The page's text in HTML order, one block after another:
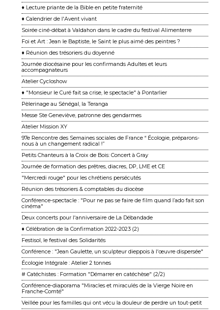
♦ Lecture priante de la Bible en petite fraternité
♦ Calendrier de l'Avent vivant
Soirée ciné-débat à Valdahon dans le cadre du festival Alimenterre
Foi et Art : Jean le Baptiste, le Saint le plus aimé des peintres ?
♦ Réunion des trésoriers du doyenné
Journée diocésaine pour les confirmands Adultes et leurs
accompagnateurs
Atelier Cycloshow
♦ "Monsieur le Curé fait sa crise, le spectacle" à Pontarlier
Pèlerinage au Sénégal, la Teranga
Messe Ste Geneviève, patronne des gendarmes
Atelier Mission XY
97e Rencontre des Semaines sociales de France “ Écologie, préparons-
nous à un changement ra dical !”
Petits Chanteurs à la Croix de Bois: Concert à Gray
Journée de formation des prêtres, diacres, DP, LME et CE
"Mercredi rouge" pour les chrétiens persécutés
Réunion des trésoriers & comptables du diocèse
Conférence-spectacle : "Pour ne pas se faire de film quand l’ado fait son
cinéma"
Deux concerts pour l'anniversaire de La Débandade
♦ Célébration de la Confirmation 2022-2023 (2)
Festisol, le festival des Solidarités
Conférence : "Jean Gaulette, un sculpteur dieppois à l'œuvre dispersée"
Écologie Intégrale : Atelier 2 tonnes
# Catéchistes : Formation "Démarrer en catéchèse" (2/2)
Conférence-diaporama "Miracles et miraculés de la Vierge Noire en
Franche-Comté"
Veillée pour les familles qui ont vécu la douleur de perdre un tout-petit